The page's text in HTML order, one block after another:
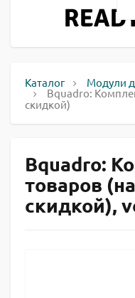
Каталог Модули
Bquadro:
скидкой)
Bquadro:
товаров
скидкой),